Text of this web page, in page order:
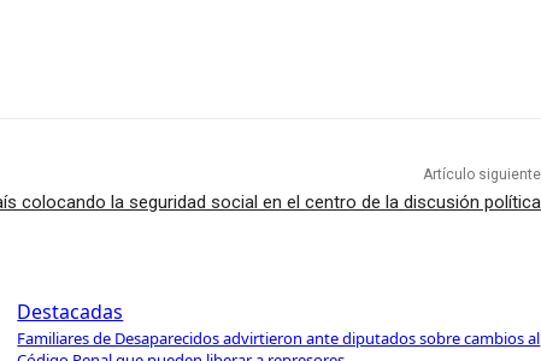
Artículo siguiente
colocando la seguridad social en el centro de la discusión política
Destacadas
Familiares de Desaparecidos advirtieron ante diputados sobre cambios al